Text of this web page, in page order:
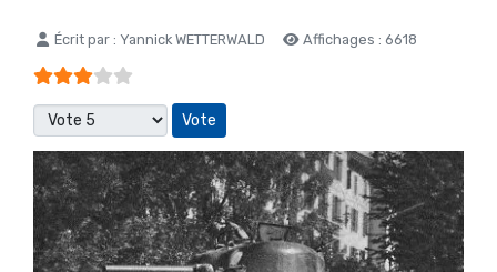
Détails
Écrit par : Yannick WETTERWALD Affichages : 6618
Vote utilisateur:
Veuillez voter